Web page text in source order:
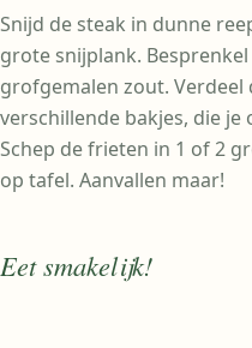
Snijd de steak in dunne
grote snijplank.
grofgemalen zout. Verdeel
verschillende bakjes, die je
Schep de frieten in 1 of 2
op tafel. Aanvallen maar!
Eet smakelijk!